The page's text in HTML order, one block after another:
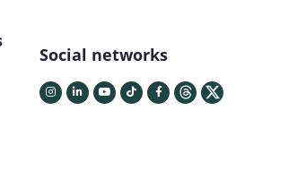
Social networks